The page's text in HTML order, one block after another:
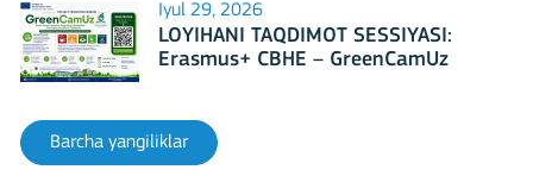
Iyul 29, 2026
LOYIHANI TAQDIMOT SESSIYASI:
Erasmus+ CBHE – GreenCamUz
Barcha yangiliklar